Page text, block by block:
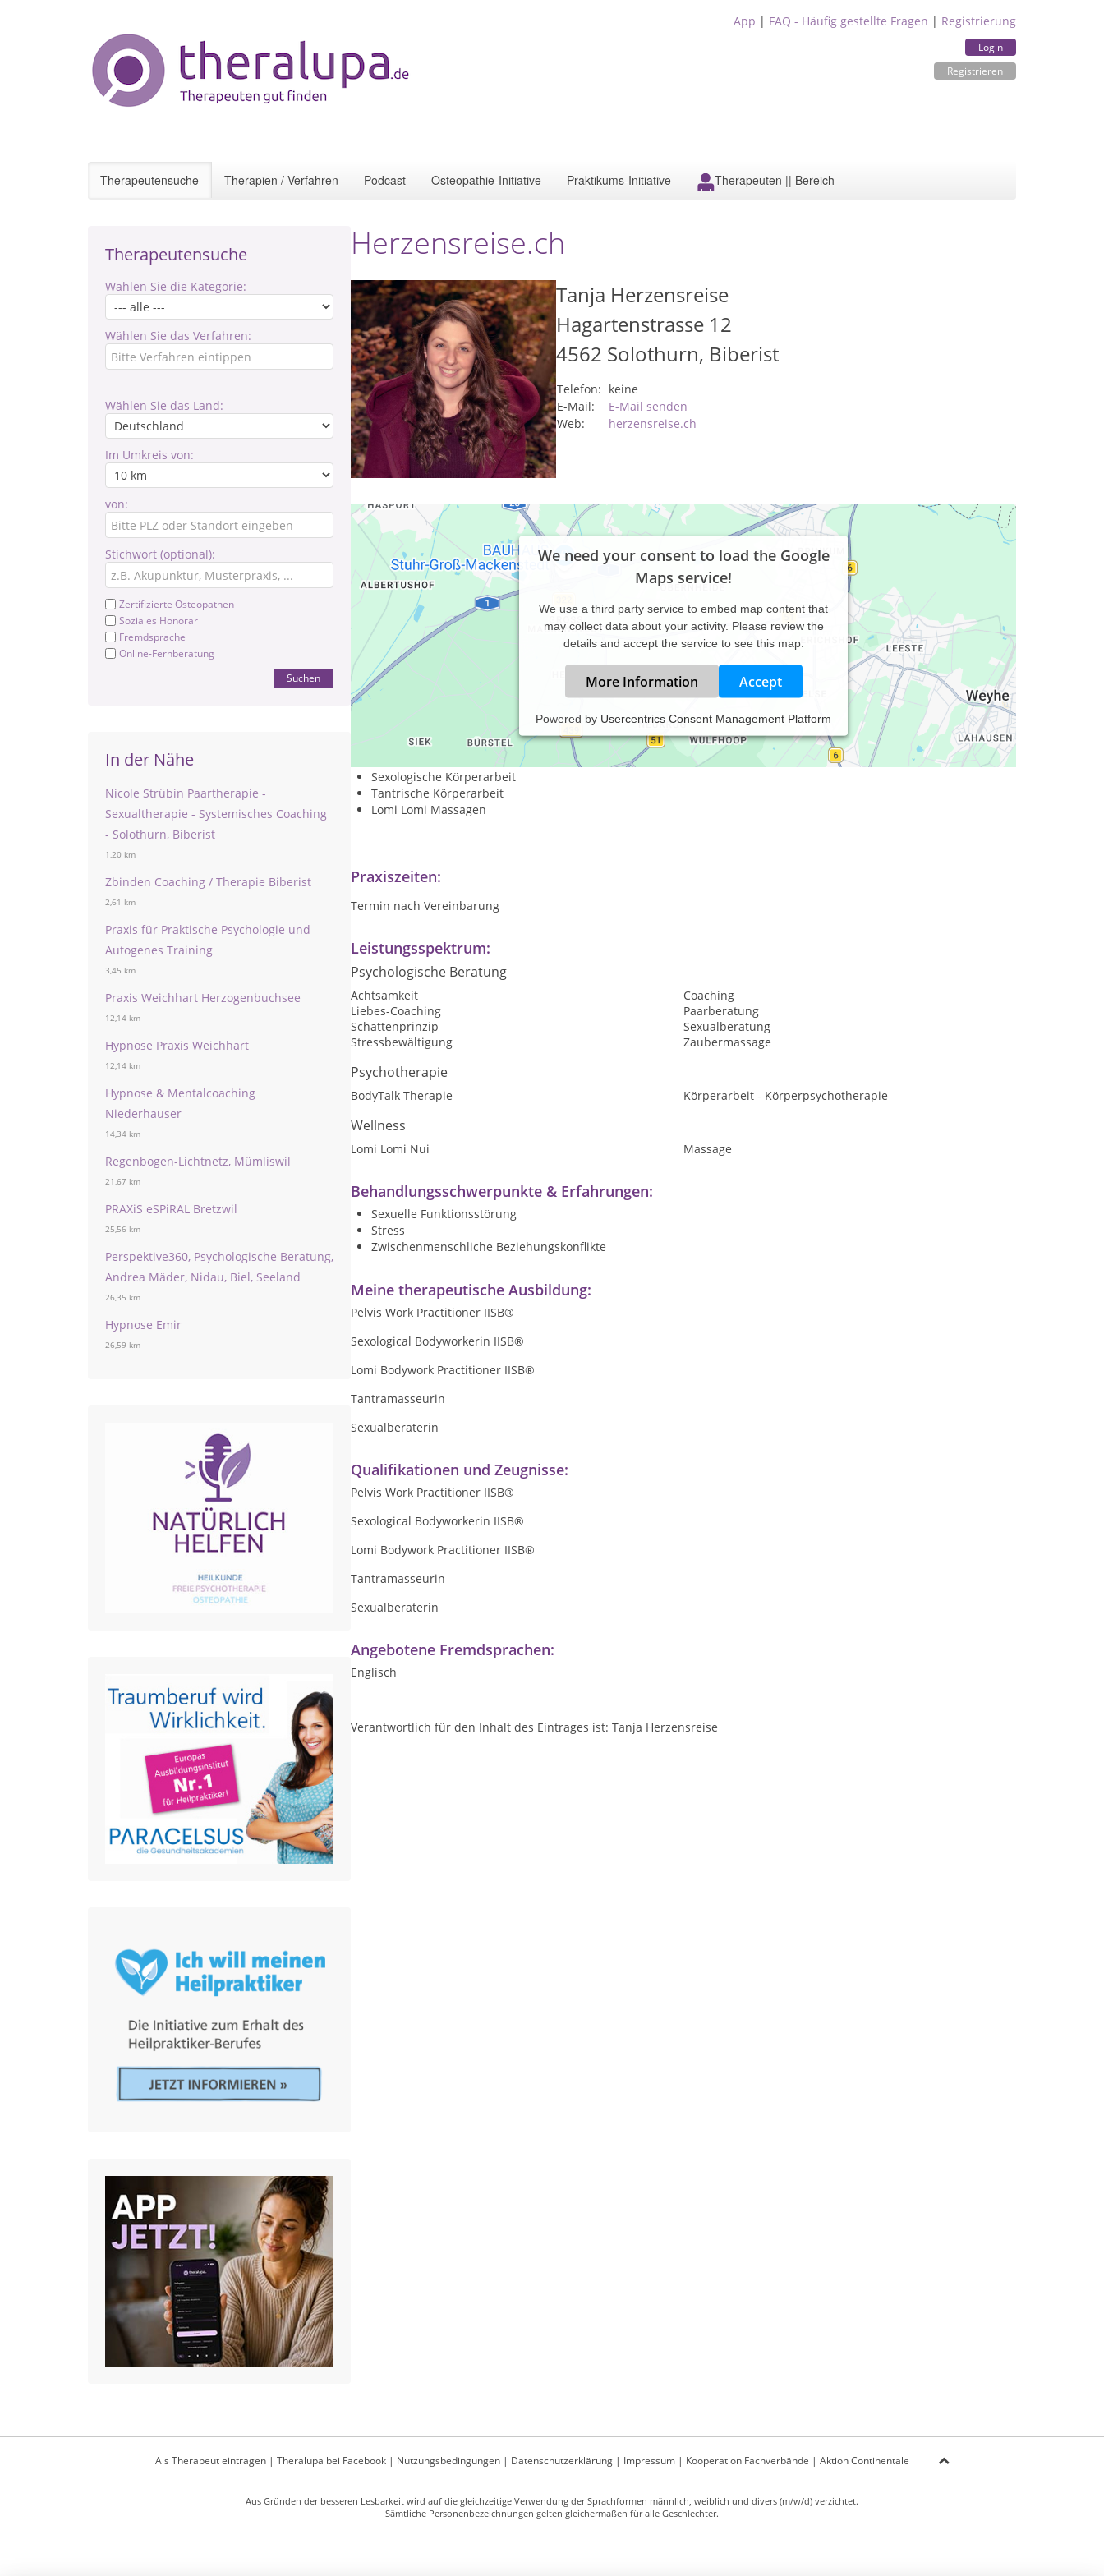
App | FAQ - Häufig gestellte Fragen | Registrierung
Login
Registrieren
Therapeutensuche Therapien / Verfahren Podcast Osteopathie-Initiative Praktikums-Initiative Therapeuten || Bereich
Therapeutensuche
Wählen Sie die Kategorie:
Wählen Sie das Verfahren:
Wählen Sie das Land:
Im Umkreis von:
von:
Stichwort (optional):
Zertifizierte Osteopathen
Soziales Honorar
Fremdsprache
Online-Fernberatung
Suchen
In der Nähe
Nicole Strübin Paartherapie -
Sexualtherapie - Systemisches Coaching
- Solothurn, Biberist
1,20 km
Zbinden Coaching / Therapie Biberist
2,61 km
Praxis für Praktische Psychologie und
Autogenes Training
3,45 km
Praxis Weichhart Herzogenbuchsee
12,14 km
Hypnose Praxis Weichhart
12,14 km
Hypnose & Mentalcoaching
Niederhauser
14,34 km
Regenbogen-Lichtnetz, Mümliswil
21,67 km
PRAXiS eSPiRAL Bretzwil
25,56 km
Perspektive360, Psychologische Beratung,
Andrea Mäder, Nidau, Biel, Seeland
26,35 km
Hypnose Emir
26,59 km
Herzensreise.ch
Tanja Herzensreise
Hagartenstrasse 12
4562 Solothurn, Biberist
Telefon: keine
E-Mail:
E-Mail senden
Web:
herzensreise.ch
We need your consent to load the Google
Maps service!
We use a third party service to embed map content that
may collect data about your activity. Please review the
details and accept the service to see this map.
More Information Accept
Powered by Usercentrics Consent Management Platform
Meine Angebote für Einzelpersonen und Paare :
Sexual - und Paarberatungen
Sexologische Körperarbeit
Tantrische Körperarbeit
Lomi Lomi Massagen
Praxiszeiten:
Termin nach Vereinbarung
Leistungsspektrum:
Psychologische Beratung
Achtsamkeit
Coaching
Liebes-Coaching
Paarberatung
Schattenprinzip
Sexualberatung
Stressbewältigung
Zaubermassage
Psychotherapie
BodyTalk Therapie Körperarbeit - Körperpsychotherapie
Wellness
Lomi Lomi Nui Massage
Behandlungsschwerpunkte & Erfahrungen:
Sexuelle Funktionsstörung
Stress
Zwischenmenschliche Beziehungskonflikte
Meine therapeutische Ausbildung:
Pelvis Work Practitioner IISB®
Sexological Bodyworkerin IISB®
Lomi Bodywork Practitioner IISB®
Tantramasseurin
Sexualberaterin
Qualifikationen und Zeugnisse:
Pelvis Work Practitioner IISB®
Sexological Bodyworkerin IISB®
Lomi Bodywork Practitioner IISB®
Tantramasseurin
Sexualberaterin
Angebotene Fremdsprachen:
Englisch
Verantwortlich für den Inhalt des Eintrages ist: Tanja Herzensreise
Als Therapeut eintragen| Theralupa bei Facebook| Nutzungsbedingungen| Datenschutzerklärung| Impressum| Kooperation Fachverbände | Aktion Continentale
Aus Gründen der besseren Lesbarkeit wird auf die gleichzeitige Verwendung der Sprachformen männlich, weiblich und divers (m/w/d) verzichtet.
Sämtliche Personenbezeichnungen gelten gleichermaßen für alle Geschlechter.